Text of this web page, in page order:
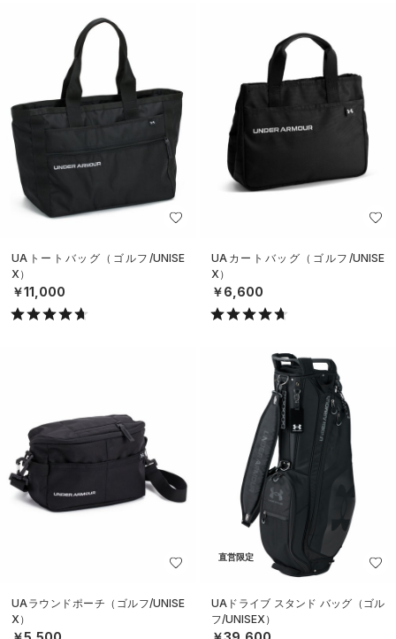
UAトートバッグ（ゴルフ/UNISE
X）
￥11,000
UAカートバッグ（ゴルフ/UNISE
X）
￥6,600
UAラウンドポーチ（ゴルフ/UNISE
X）
直営限定
UAドライブ スタンド バッグ（ゴル
フ/UNISEX）